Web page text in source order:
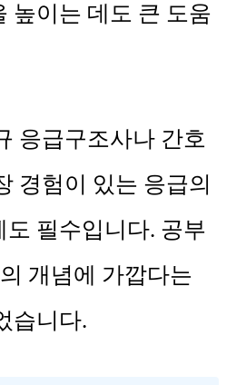
높이는 데도 큰 도움
응급구조사나 간호
경험이 있는 응급의
도 필수입니다. 공부
의 개념에 가깝다는
습니다.